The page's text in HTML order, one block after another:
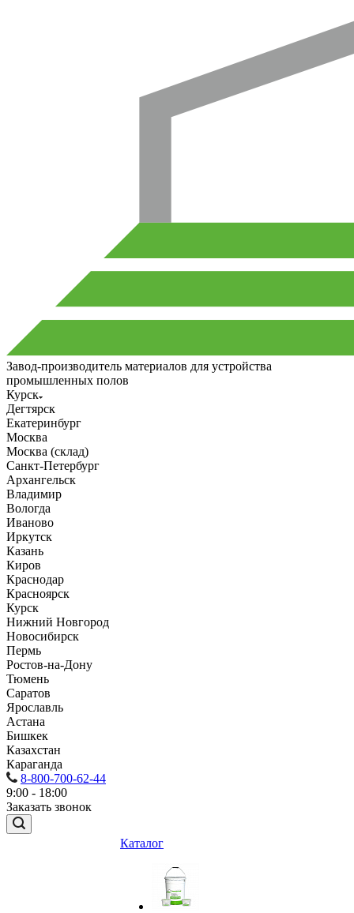
Завод-производитель материалов для устройства
промышленных полов
Курск
Дегтярск
Екатеринбург
Москва
Москва (склад)
Санкт-Петербург
Архангельск
Владимир
Вологда
Иваново
Иркутск
Казань
Киров
Краснодар
Красноярск
Курск
Нижний Новгород
Новосибирск
Пермь
Ростов-на-Дону
Тюмень
Саратов
Ярославль
Астана
Бишкек
Казахстан
Караганда
8-800-700-62-44
9:00 - 18:00
Заказать звонок
Каталог